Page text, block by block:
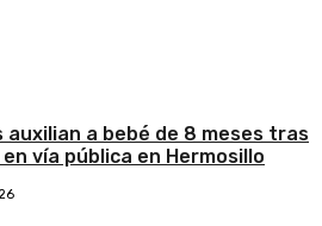
auxilian a bebé de 8 meses tras
vía pública en Hermosillo